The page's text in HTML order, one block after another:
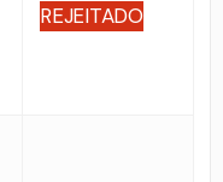
REJEITADO